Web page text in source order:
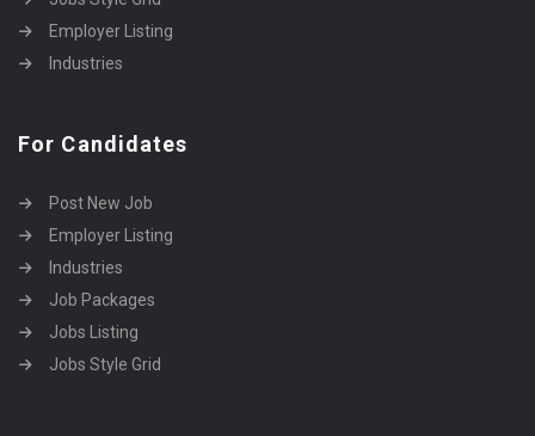
Employer Listing
Industries
For Candidates
Post New Job
Employer Listing
Industries
Job Packages
Jobs Listing
Jobs Style Grid